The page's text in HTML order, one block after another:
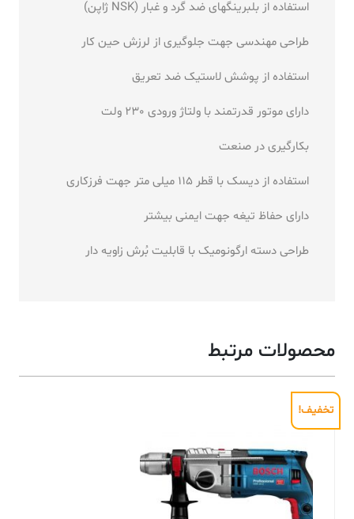
استفاده از بلبرینگهای ضد گرد و غبار (NSK ژاپن)
طراحی مهندسی جهت جلوگیری از لرزش حین کار
استفاده از پوشش لاستیک ضد تعریق
دارای موتور قدرتمند با ولتاژ ورودی 230 ولت
بکارگیری در صنعت
استفاده از دیسک با قطر 115 میلی متر جهت فرزکاری
دارای حفاظ تیغه جهت ایمنی بیشتر
طراحی دسته ارگونومیک با قابلیت بُرش زاویه دار
محصولات مرتبط
تخفیف!